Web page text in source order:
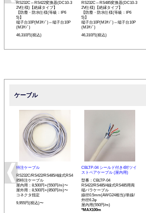
RS232C⇔RS422変換器(DC10-3
2V仕様)【絶縁タイプ】
【防塵・防水仕様(等級：IP6
5)】
端子台10P(M3ﾈｼﾞ)⇔端子台10P
(M3ﾈｼﾞ)
46,310円(税込)
RS232C⇔RS485変換器(DC10-3
2V仕様)【絶縁タイプ】
【防塵・防水仕様(等級：IP6
5)】
端子台10P(M3ﾈｼﾞ)⇔端子台10P
(M3ﾈｼﾞ)
46,310円(税込)
ケーブル
特注ケーブル
RS232C/RS422/RS485/4線式RS4
85特注ケーブル
屋内用：8,500円+(550円/m)〜
屋外用：8,500円+(850円/m)〜
コネクタ指定
9,955円(税込)〜
CBLTP-04 シールド付き4対ツイ
ストペアケーブル (屋内用)
型番：CBLTP-04
RS422/RS485/4線式RS485用両
端バラケーブル
線径0.5mm(AWG24相当)/単線/
外径6.2φ
屋内用(550円/m)
*MAX100m